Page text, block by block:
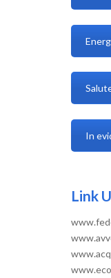
In
Link